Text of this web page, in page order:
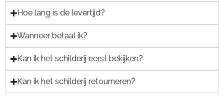
Hoe lang is de levertijd?
Wanneer betaal ik?
Kan ik het schilderij eerst bekijken?
Kan ik het schilderij retourneren?